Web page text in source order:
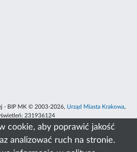
cookie, aby poprawić jakość
analizować ruch na stronie.
- BIP MK © 2003-2026, Urząd Miasta Krakowa,
231936124